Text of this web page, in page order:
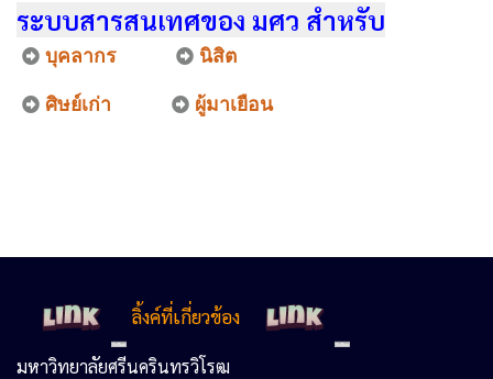
ระบบสารสนเทศของ มศว สำหรับ
บุคลากร นิสิต
ศิษย์เก่า ผู้มาเยือน
ลิ้งค์ที่เกี่ยวข้อง
มหาวิทยาลัยศรีนครินทรวิโรฒ